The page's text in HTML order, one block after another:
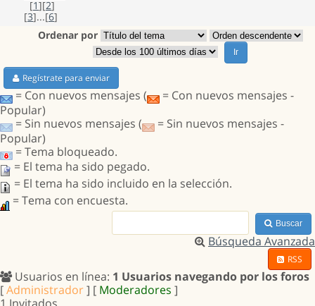
[1][2]
[3]...[6]
Ordenar por
Ir
Regístrate para enviar
= Con nuevos mensajes (
= Con nuevos mensajes -
Popular)
= Sin nuevos mensajes (
= Sin nuevos mensajes -
Popular)
= Tema bloqueado.
= El tema ha sido pegado.
= El tema ha sido incluido en la selección.
= Tema con encuesta.
Buscar
Búsqueda Avanzada
RSS
Usuarios en línea: 1 Usuarios navegando por los foros
[Administrador] [ Moderadores ]